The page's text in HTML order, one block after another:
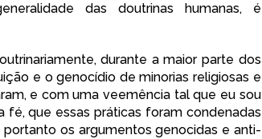
das doutrinas humanas, é
durante a maior parte dos
e o genocídio de minorias religiosas e
e com uma veemência tal que eu sou
fé, que essas práticas foram condenadas
os argumentos genocidas e anti-